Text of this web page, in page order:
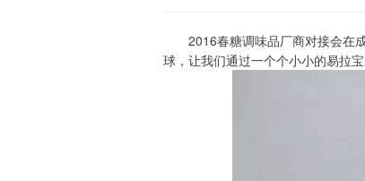
2016春糖调味品厂商对接会在
球，让我们通过一个个小小的易拉